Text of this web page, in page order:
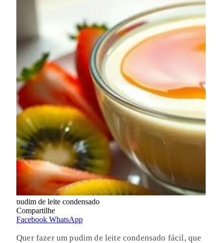
pudim de leite condensado
Compartilhe
Facebook WhatsApp
Quer fazer um pudim de leite condensado fácil, que